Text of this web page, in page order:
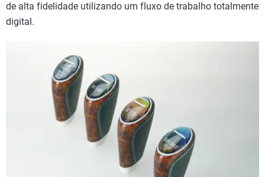
de alta fidelidade utilizando um fluxo de trabalho totalmente
digital.